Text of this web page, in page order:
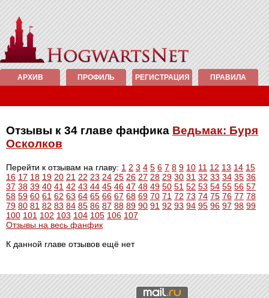
АРХИВ ПРОФИЛЬ РЕГИСТРАЦИЯ ПРАВИЛА
Отзывы к 34 главе фанфика Ведьмак: Буря
Осколков
Перейти к отзывам на главу: 1 2 3 4 5 6 7 8 9 10 11 12 13 14 15
16 17 18 19 20 21 22 23 24 25 26 27 28 29 30 31 32 33 34 35 36
37 38 39 40 41 42 43 44 45 46 47 48 49 50 51 52 53 54 55 56 57
58 59 60 61 62 63 64 65 66 67 68 69 70 71 72 73 74 75 76 77 78
79 80 81 82 83 84 85 86 87 88 89 90 91 92 93 94 95 96 97 98 99
100 101 102 103 104 105 106 107
Отзывы на весь фанфик
К данной главе отзывов ещё нет